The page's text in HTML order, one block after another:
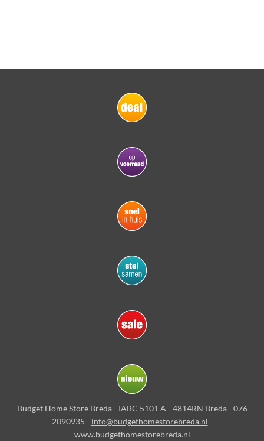
Budget Home Store Breda - IABC 5101 A - 4814RN Breda - 076
2090935 - info@budgethomestorebreda.nl -
www.budgethomestorebreda.nl